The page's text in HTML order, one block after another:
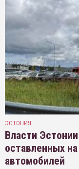
ЭСТОНИЯ
Власти
оставленных
автомобилей